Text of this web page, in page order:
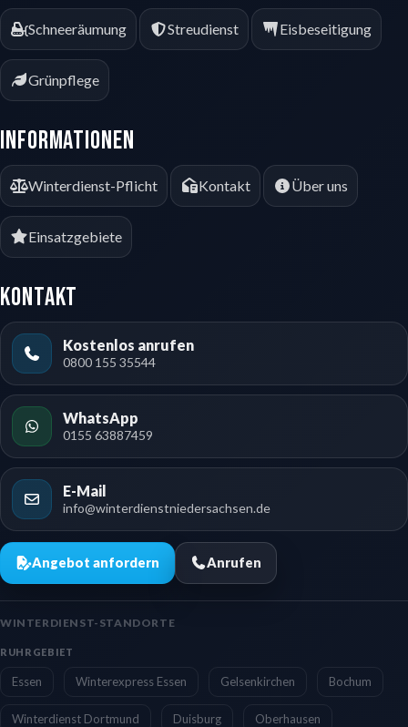
Schneeräumung Streudienst Eisbeseitigung
Grünpflege
Informationen
Winterdienst-Pflicht Kontakt Über uns
Einsatzgebiete
Kontakt
Kostenlos anrufen
0800 155 35544
WhatsApp
0155 63887459
E-Mail
info@winterdienstniedersachsen.de
Angebot anfordern Anrufen
WINTERDIENST-STANDORTE
RUHRGEBIET
Essen Winterexpress Essen Gelsenkirchen Bochum
Winterdienst Dortmund Duisburg Oberhausen